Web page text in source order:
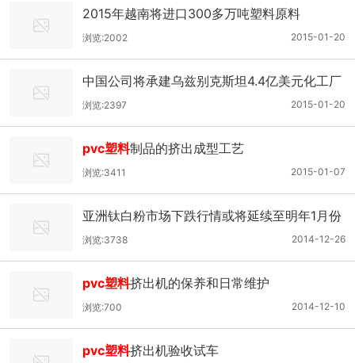
2015年越南将进口300多万吨塑料原料
2015-01-20
浏览:2002
中国公司将承建乌兹别克斯坦4.4亿美元化工厂
项目
2015-01-20
浏览:2397
pvc塑料制品的挤出成型工艺
2015-01-07
浏览:3411
亚洲钛白粉市场下跌行情或将延续至明年1月份
2014-12-26
浏览:3738
pvc塑料挤出机的保养和日常维护
2014-12-10
浏览:700
pvc塑料挤出机验收试车